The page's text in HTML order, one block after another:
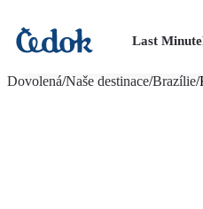
Last Minute
Dovolená/Naše destinace/Brazílie/